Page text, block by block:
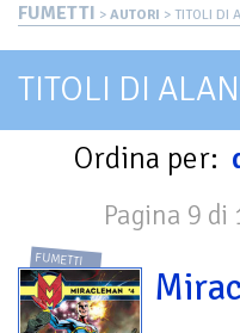
FUMETTI > AUTORI > TITOLI DI
TITOLI DI
Ordina per:
Pagina 9 di
FUMETTI